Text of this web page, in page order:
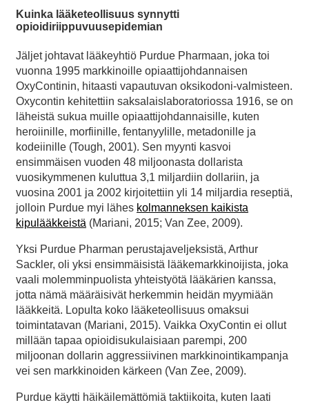
Kuinka lääketeollisuus synnytti
opioidiriippuvuusepidemian
Jäljet johtavat lääkeyhtiö Purdue Pharmaan, joka toi
vuonna 1995 markkinoille opiaattijohdannaisen
OxyContinin, hitaasti vapautuvan oksikodoni-valmisteen.
Oxycontin kehitettiin saksalaislaboratoriossa 1916, se on
läheistä sukua muille opiaattijohdannaisille, kuten
heroiinille, morfiinille, fentanyylille, metadonille ja
kodeiinille (Tough, 2001). Sen myynti kasvoi
ensimmäisen vuoden 48 miljoonasta dollarista
vuosikymmenen kuluttua 3,1 miljardiin dollariin, ja
vuosina 2001 ja 2002 kirjoitettiin yli 14 miljardia reseptiä,
jolloin Purdue myi lähes kolmanneksen kaikista
kipulääkkeistä (Mariani, 2015; Van Zee, 2009).
Yksi Purdue Pharman perustajaveljeksistä, Arthur
Sackler, oli yksi ensimmäisistä lääkemarkkinoijista, joka
vaali molemminpuolista yhteistyötä lääkärien kanssa,
jotta nämä määräisivät herkemmin heidän myymiään
lääkkeitä. Lopulta koko lääketeollisuus omaksui
toimintatavan (Mariani, 2015). Vaikka OxyContin ei ollut
millään tapaa opioidisukulaisiaan parempi, 200
miljoonan dollarin aggressiivinen markkinointikampanja
vei sen markkinoiden kärkeen (Van Zee, 2009).
Purdue käytti häikäilemättömiä taktiikoita, kuten laati